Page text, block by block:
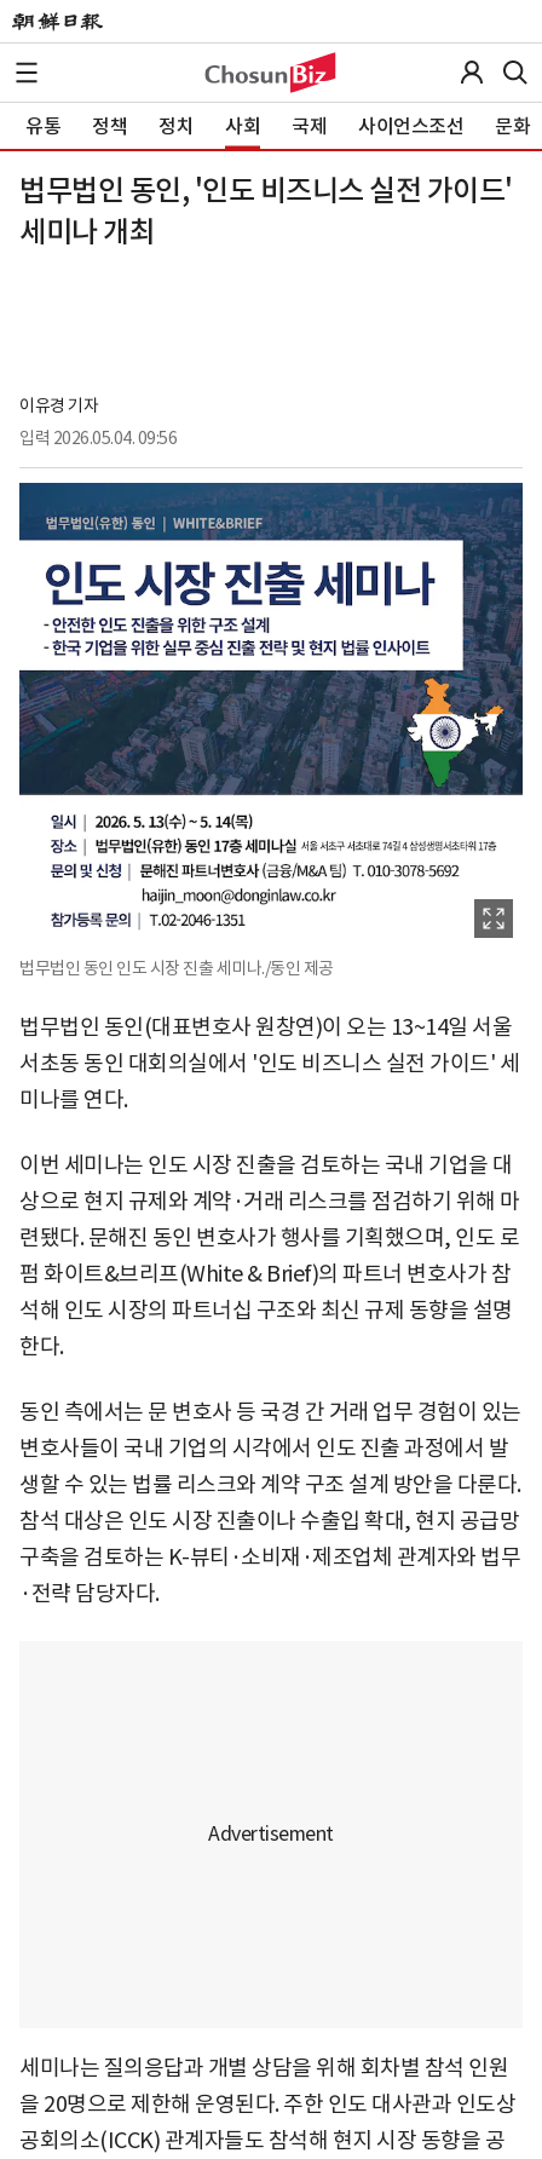
유통 정책 정치 사회 국제 사이언스조선 문화
법무법인 동인, '인도 비즈니스 실전 가이드'
세미나 개최
이유경 기자
입력 2026.05.04. 09:56
법무법인 동인 인도 시장 진출 세미나./동인 제공
법무법인 동인(대표변호사 원창연)이 오는 13~14일 서울
서초동 동인 대회의실에서 '인도 비즈니스 실전 가이드' 세
미나를 연다.
이번 세미나는 인도 시장 진출을 검토하는 국내 기업을 대
상으로 현지 규제와 계약·거래 리스크를 점검하기 위해 마
련됐다. 문해진 동인 변호사가 행사를 기획했으며, 인도 로
펌 화이트&브리프(White & Brief)의 파트너 변호사가 참
석해 인도 시장의 파트너십 구조와 최신 규제 동향을 설명
한다.
동인 측에서는 문 변호사 등 국경 간 거래 업무 경험이 있는
변호사들이 국내 기업의 시각에서 인도 진출 과정에서 발
생할 수 있는 법률 리스크와 계약 구조 설계 방안을 다룬다.
참석 대상은 인도 시장 진출이나 수출입 확대, 현지 공급망
구축을 검토하는 K-뷰티·소비재·제조업체 관계자와 법무
·전략 담당자다.
세미나는 질의응답과 개별 상담을 위해 회차별 참석 인원
을 20명으로 제한해 운영된다. 주한 인도 대사관과 인도상
공회의소(ICCK) 관계자들도 참석해 현지 시장 동향을 공